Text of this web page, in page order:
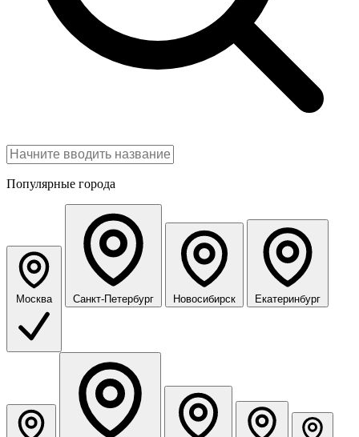
Популярные города
Москва Санкт-Петербург Новосибирск Екатеринбург